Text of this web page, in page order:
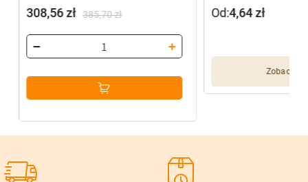
385,70zł
cena
wynosiła:
385,70 zł.
308,56zł
cena
wynosi:
308,56 zł.
Zobacz
Od:4,64zł